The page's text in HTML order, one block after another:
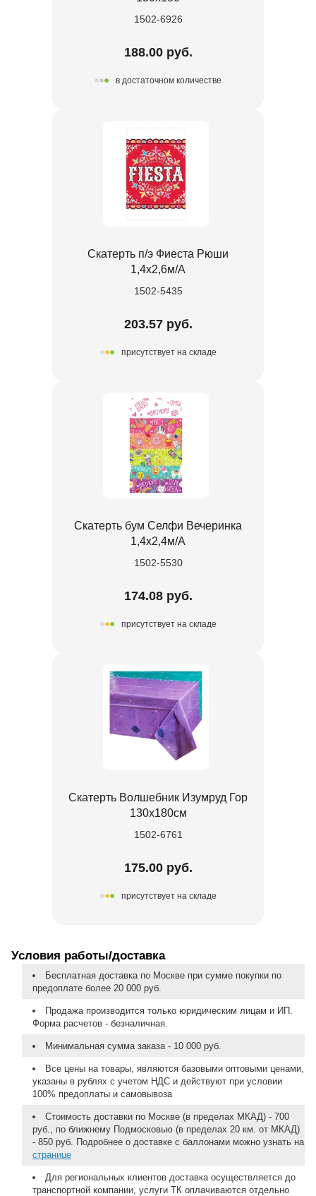
1502-6926
188.00 руб.
в достаточном количестве
Скатерть п/э Фиеста Рюши
1,4х2,6м/А
1502-5435
203.57 руб.
присутствует на складе
Скатерть бум Селфи Вечеринка
1,4х2,4м/А
1502-5530
174.08 руб.
присутствует на складе
Скатерть Волшебник Изумруд Гор
130х180см
1502-6761
175.00 руб.
присутствует на складе
Условия работы/доставка
Бесплатная доставка по Москве при сумме покупки по
предоплате более 20 000 руб.
Продажа производится только юридическим лицам и ИП.
Форма расчетов - безналичная.
Минимальная сумма заказа - 10 000 руб.
Все цены на товары, являются базовыми оптовыми ценами,
указаны в рублях с учетом НДС и действуют при условии
100% предоплаты и самовывоза
Стоимость доставки по Москве (в пределах МКАД) - 700
руб., по ближнему Подмосковью (в пределах 20 км. от МКАД)
- 850 руб. Подробнее о доставке с баллонами можно узнать на
странице
Для региональных клиентов доставка осуществляется до
транспортной компании, услуги ТК оплачиваются отдельно